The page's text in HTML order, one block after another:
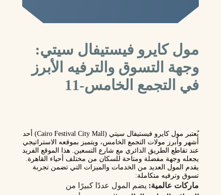
مول كايرو فيستيفال سيتي:
وجهة التسوق والترفيه الأبرز
في التجمع الخامس-11
يُعتبر مول كايرو فيستيفال سيتي (Cairo Festival City Mall)
أحد
أشهر وأبرز مولات التجمع الخامس، ويتميز بموقعه الاستراتيجي
عند تقاطع الطريق الدائري مع شارع التسعين. هذا الموقع الفريد
يجعله وجهة مفضلة ومتاحة للسكان من مختلف أحياء القاهرة.
يقدم المول العديد من الخدمات والميزات التي تضمن تجربة
تسوق وترفيه متكاملة:
ماركات عالمية: يضم المول عددًا كبيرًا من